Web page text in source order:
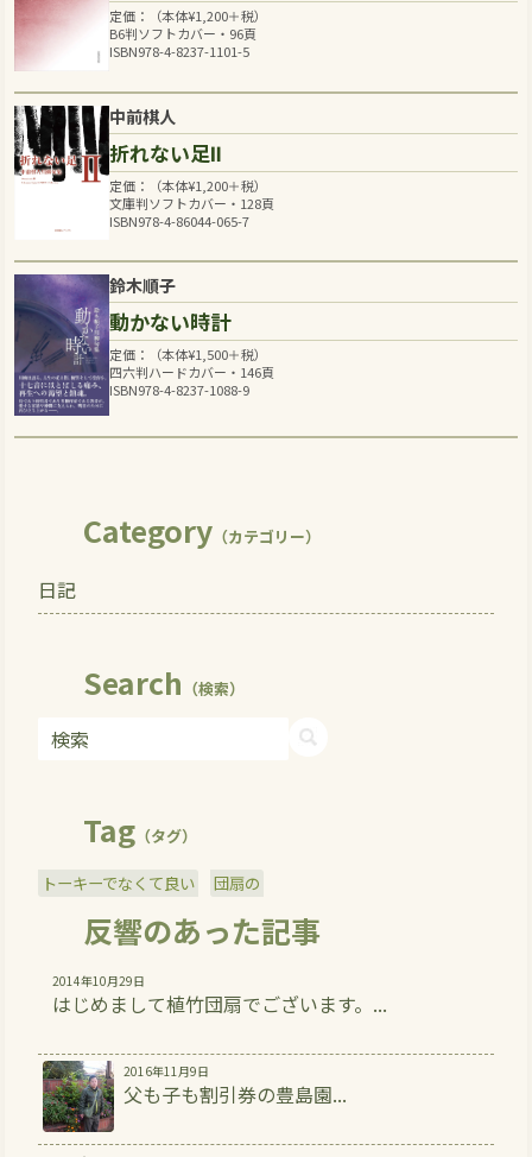
定価：（本体¥1,200＋税）
B6判ソフトカバー・96頁
ISBN978-4-8237-1101-5
中前棋人
折れない足Ⅱ
定価：（本体¥1,200＋税）
文庫判ソフトカバー・128頁
ISBN978-4-86044-065-7
鈴木順子
動かない時計
定価：（本体¥1,500＋税）
四六判ハードカバー・146頁
ISBN978-4-8237-1088-9
Category（カテゴリー）
日記
Search （検索）
Tag（タグ）
トーキーでなくて良い 団扇の
反響のあった記事
2014年10月29日
はじめまして植竹団扇でございます。...
2016年11月9日
父も子も割引券の豊島園...